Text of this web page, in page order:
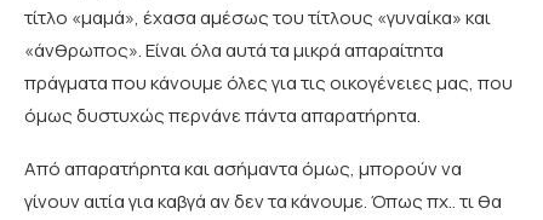
τίτλο «μαμά», έχασα αμέσως του τίτλους «γυναίκα» και
«άνθρωπος». Είναι όλα αυτά τα μικρά απαραίτητα
πράγματα που κάνουμε όλες για τις οικογένειες μας, που
όμως δυστυχώς περνάνε πάντα απαρατήρητα.
Από απαρατήρητα και ασήμαντα όμως, μπορούν να
γίνουν αιτία για καβγά αν δεν τα κάνουμε. Όπως πχ.. τι θα